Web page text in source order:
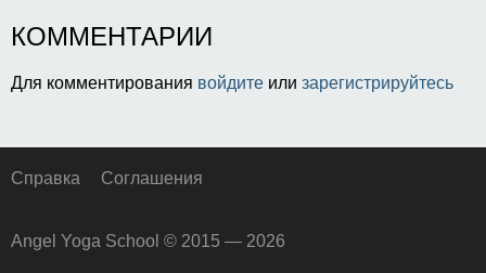
КОММЕНТАРИИ
Для комментирования войдите или зарегистрируйтесь
Справка Соглашения
Angel Yoga School © 2015 — 2026